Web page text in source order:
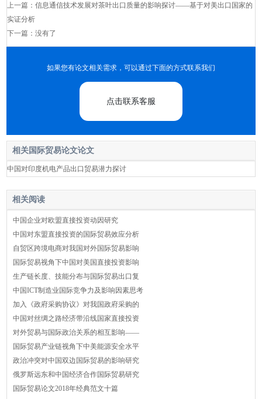
上一篇：信息通信技术发展对茶叶出口质量的影响探讨——基于对美出口国家的
实证分析
下一篇：没有了
如果您有论文相关需求，可以通过下面的方式联系我们
点击联系客服
相关国际贸易论文论文
中国对印度机电产品出口贸易潜力探讨
相关阅读
中国企业对欧盟直接投资动因研究
中国对东盟直接投资的国际贸易效应分析
自贸区跨境电商对我国对外国际贸易影响
国际贸易视角下中国对美国直接投资影响
生产链长度、技能分布与国际贸易出口复
中国ICT制造业国际竞争力及影响因素思考
加入《政府采购协议》对我国政府采购的
中国对丝绸之路经济带沿线国家直接投资
对外贸易与国际政治关系的相互影响——
国际贸易产业链视角下中美能源安全水平
政治冲突对中国双边国际贸易的影响研究
俄罗斯远东和中国经济合作国际贸易研究
国际贸易论文2018年经典范文十篇